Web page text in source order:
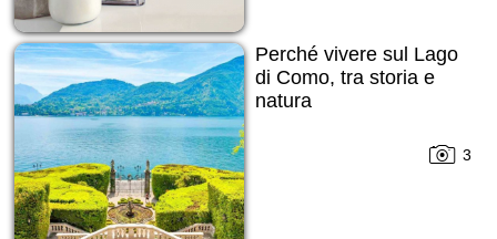
Perché vivere sul Lago
di Como, tra storia e
natura
3